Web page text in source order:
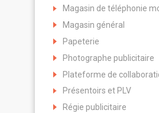
Magasin de téléphonie
Magasin général
Papeterie
Photographe publicitaire
Plateforme de
Présentoirs et PLV
Régie publicitaire